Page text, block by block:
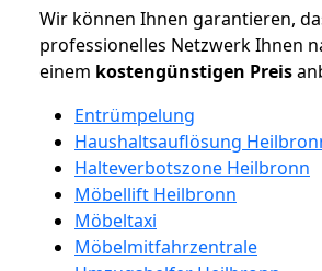
Wir können Ihnen garantieren,
professionelles Netzwerk Ihnen
einem kostengünstigen Preis
Entrümpelung
Haushaltsauflösung
Halteverbotszone Heilbronn
Möbellift Heilbronn
Möbeltaxi
Möbelmitfahrzentrale